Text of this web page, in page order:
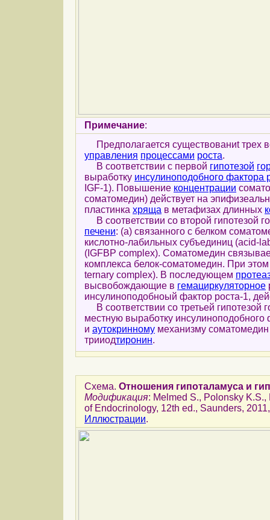
Примечание:
Предполагается существованиt трех
управления процессами роста.
В соответствии с первой гипотезой
выработку инсулиноподобного фактора
IGF-1). Повышение концентрации
соматомедин) действует на
пластинка хряща в метафизах длинных
В соответствии со второй гипотезой
печени: (а) связанного с белком
кислотно-лабильных субъединиц (acid-
(IGFBP complex). Соматомедин
комплекса белок-соматомедин. При
ternary complex). В последующем
высвобождающие в гемациркуляторное
инсулиноподобноый фактор роста-1,
В соответствии со третьей гипотезой
местную выработку
и аутокринному механизму
трииодтиронин.
Схема. Отношения гипоталамуса и
Модификация: Melmed S., Polonsky
of Endocrinology, 12th ed., Saunders,
Иллюстрации.